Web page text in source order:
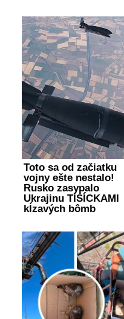
Toto sa od začiatku
vojny ešte nestalo!
Rusko zasypalo
Ukrajinu TISÍCKAMI
kĺzavých bômb